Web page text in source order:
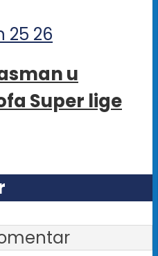
u
Super lige